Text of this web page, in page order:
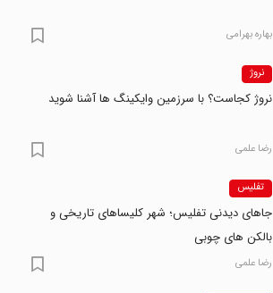
بهاره بهرامی
نروژ
نروژ کجاست؟ با سرزمین وایکینگ ها آشنا شوید
رضا علمی
تفلیس
جاهای دیدنی تفلیس؛ شهر کلیساهای تاریخی و
بالکن های چوبی
رضا علمی